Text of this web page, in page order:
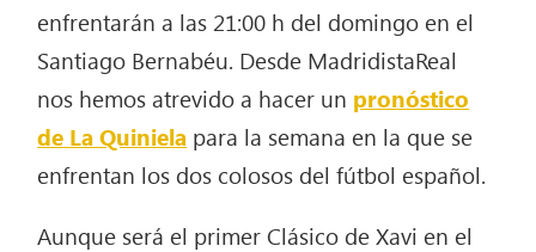
enfrentarán a las 21:00 h del domingo en el
Santiago Bernabéu. Desde MadridistaReal
nos hemos atrevido a hacer un pronóstico
de La Quiniela para la semana en la que se
enfrentan los dos colosos del fútbol español.
Aunque será el primer Clásico de Xavi en el